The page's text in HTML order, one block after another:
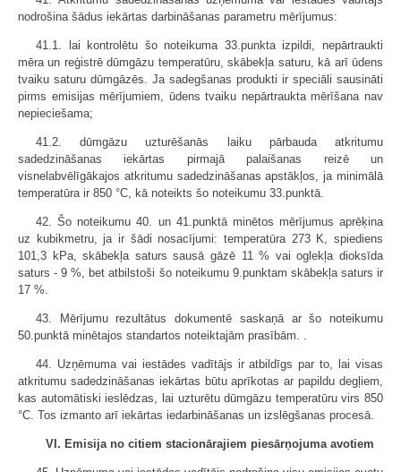
nodrošina šādus iekārtas darbināšanas parametru mērījumus:
41.1. lai kontrolētu šo noteikuma 33.punkta izpildi, nepārtraukti
mēra un reģistrē dūmgāzu temperatūru, skābekļa saturu, kā arī ūdens
tvaiku saturu dūmgāzēs. Ja sadegšanas produkti ir speciāli sausināti
pirms emisijas mērījumiem, ūdens tvaiku nepārtraukta mērīšana nav
nepieciešama;
41.2. dūmgāzu uzturēšanās laiku pārbauda atkritumu
sadedzināšanas iekārtas pirmajā palaišanas reizē un
visnelabvēlīgākajos atkritumu sadedzināšanas apstākļos, ja minimālā
temperatūra ir 850 °C, kā noteikts šo noteikumu 33.punktā.
42. Šo noteikumu 40. un 41.punktā minētos mērījumus aprēķina
uz kubikmetru, ja ir šādi nosacījumi: temperatūra 273 K, spiediens
101,3 kPa, skābekļa saturs sausā gāzē 11 % vai oglekļa dioksīda
saturs - 9 %, bet atbilstoši šo noteikumu 9.punktam skābekļa saturs ir
17 %.
43. Mērījumu rezultātus dokumentē saskaņā ar šo noteikumu
50.punktā minētajos standartos noteiktajām prasībām. .
44. Uzņēmuma vai iestādes vadītājs ir atbildīgs par to, lai visas
atkritumu sadedzināšanas iekārtas būtu aprīkotas ar papildu degļiem,
kas automātiski ieslēdzas, lai uzturētu dūmgāzu temperatūru virs 850
°C. Tos izmanto arī iekārtas iedarbināšanas un izslēgšanas procesā.
VI. Emisija no citiem stacionārajiem piesārņojuma avotiem